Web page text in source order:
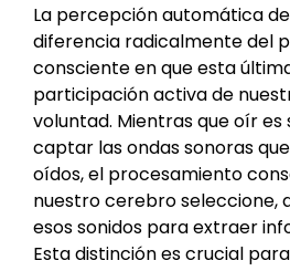
La percepción automática
diferencia radicalmente del
consciente en que esta
participación activa de
voluntad. Mientras que oír
captar las ondas sonoras
oídos, el procesamiento
nuestro cerebro seleccione,
esos sonidos para extraer
Esta distinción es crucial